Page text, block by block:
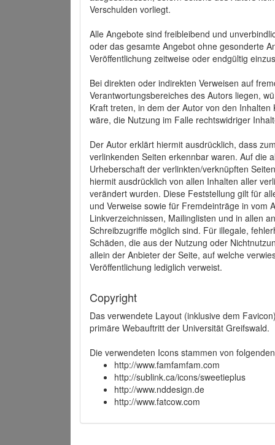
Verschulden vorliegt.
Alle Angebote sind freibleibend und
oder das gesamte Angebot ohne gesonderte
Veröffentlichung zeitweise oder endgültig
Bei direkten oder indirekten Verweisen auf
Verantwortungsbereiches des Autors liegen,
Kraft treten, in dem der Autor von den
wäre, die Nutzung im Falle rechtswidriger
Der Autor erklärt hiermit ausdrücklich, dass
verlinkenden Seiten erkennbar waren. Auf die
Urheberschaft der verlinkten/verknüpften
hiermit ausdrücklich von allen Inhalten aller
verändert wurden. Diese Feststellung gilt für
und Verweise sowie für Fremdeinträge in vom
Linkverzeichnissen, Mailinglisten und in allen
Schreibzugriffe möglich sind. Für illegale,
Schäden, die aus der Nutzung oder
allein der Anbieter der Seite, auf welche
Veröffentlichung lediglich verweist.
Copyright
Das verwendete Layout (inklusive dem
primäre Webauftritt der Universität Greifswald.
Die verwendeten Icons stammen von
http://www.famfamfam.com
http://sublink.ca/icons/sweetieplus
http://www.nddesign.de
http://www.fatcow.com